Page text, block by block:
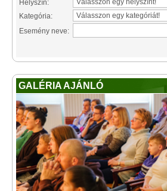
Helyszín:
Kategória:
Esemény neve:
GALÉRIA AJÁNLÓ